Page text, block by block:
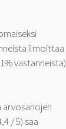
ilmoittaa
vastanneista)
arvosanojen
/ 5) saa